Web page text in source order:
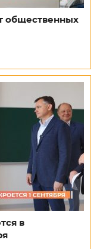
общественных
в